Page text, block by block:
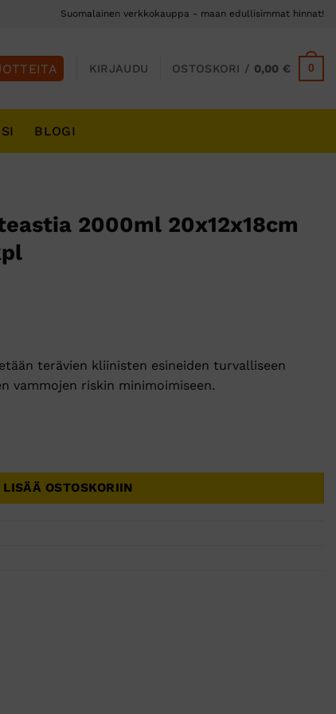
Suomalainen verkkokauppa - maan edullisimmat hinnat!
KIRJAUDU OSTOSKORI / 0,00€ 0
BLOGI
2000ml 20x12x18cm
terävien kliinisten esineiden turvalliseen
vammojen riskin minimoimiseen.
LISÄÄ OSTOSKORIIN